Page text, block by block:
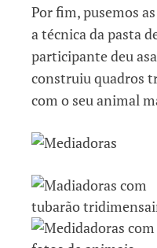
Por fim, pusemos
a técnica da pasta
participante deu
construiu quadros
com o seu animal